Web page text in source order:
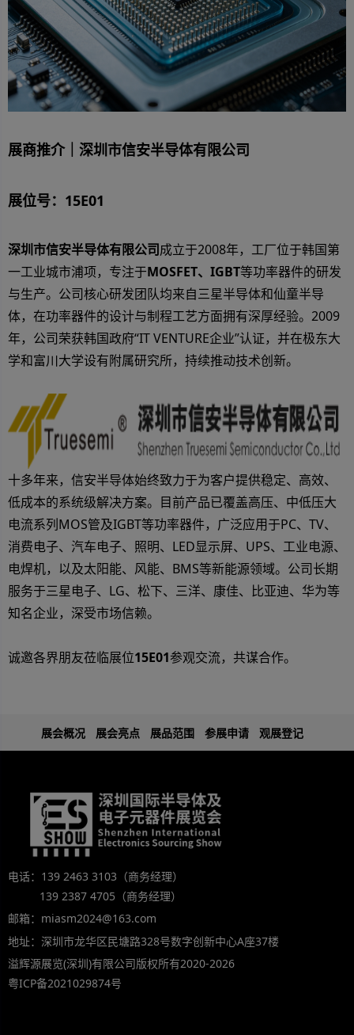
展商推介｜深圳市信安半导体有限公司
展位号：15E01
深圳市信安半导体有限公司成立于2008年，工厂位于韩国第
一工业城市浦项，专注于MOSFET、IGBT等功率器件的研发
与生产。公司核心研发团队均来自三星半导体和仙童半导
体，在功率器件的设计与制程工艺方面拥有深厚经验。2009
年，公司荣获韩国政府“IT VENTURE企业”认证，并在极东大
学和富川大学设有附属研究所，持续推动技术创新。
十多年来，信安半导体始终致力于为客户提供稳定、高效、
低成本的系统级解决方案。目前产品已覆盖高压、中低压大
电流系列MOS管及IGBT等功率器件，广泛应用于PC、TV、
消费电子、汽车电子、照明、LED显示屏、UPS、工业电源、
电焊机，以及太阳能、风能、BMS等新能源领域。公司长期
服务于三星电子、LG、松下、三洋、康佳、比亚迪、华为等
知名企业，深受市场信赖。
诚邀各界朋友莅临展位15E01参观交流，共谋合作。
展会概况 展会亮点 展品范围 参展申请 观展登记
电话：139 2463 3103（商务经理）
139 2387 4705（商务经理）
邮箱：miasm2024@163.com
地址：深圳市龙华区民塘路328号数字创新中心A座37楼
溢辉源展览(深圳)有限公司版权所有2020-2026
粤ICP备2021029874号